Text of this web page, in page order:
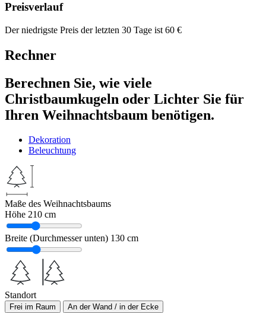
Preisverlauf
Der niedrigste Preis der letzten 30 Tage ist 60 €
Rechner
Berechnen Sie, wie viele
Christbaumkugeln oder Lichter Sie für
Ihren Weihnachtsbaum benötigen.
Dekoration
Beleuchtung
Maße des Weihnachtsbaums
Höhe 210 cm
Breite (Durchmesser unten) 130 cm
Standort
Frei im Raum An der Wand / in der Ecke